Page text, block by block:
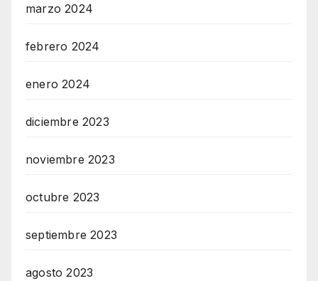
marzo 2024
febrero 2024
enero 2024
diciembre 2023
noviembre 2023
octubre 2023
septiembre 2023
agosto 2023